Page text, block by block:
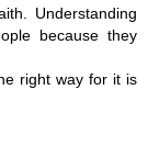
Understanding
because they
right way for it is